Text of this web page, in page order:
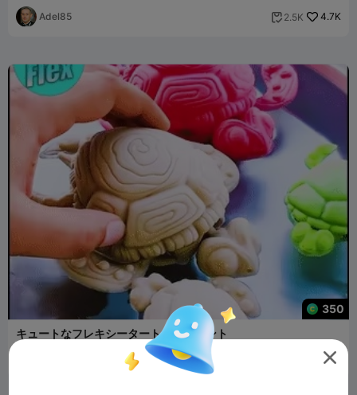
Adel85  2.5K 4.7K
350
キュートなフレキシータートルのプリント
256
